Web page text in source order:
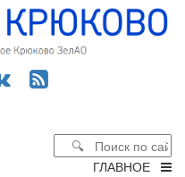
ГЛАВНОЕ